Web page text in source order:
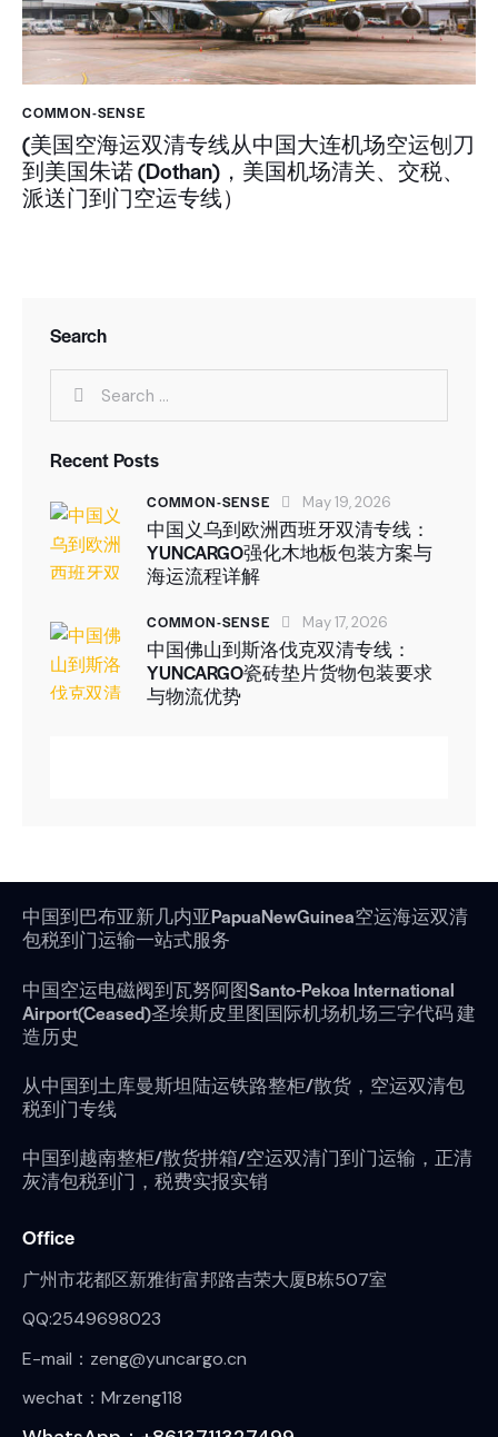
COMMON-SENSE
(美国空海运双清专线从中国大连机场空运刨刀
到美国朱诺 (Dothan)，美国机场清关、交税、
派送门到门空运专线）
Search
Recent Posts
COMMON-SENSE May 19, 2026
中国义乌到欧洲西班牙双清专线：
YUNCARGO强化木地板包装方案与
海运流程详解
COMMON-SENSE May 17, 2026
中国佛山到斯洛伐克双清专线：
YUNCARGO瓷砖垫片货物包装要求
与物流优势
中国到巴布亚新几内亚PapuaNewGuinea空运海运双清
包税到门运输一站式服务
中国空运电磁阀到瓦努阿图Santo-Pekoa International
Airport(Ceased)圣埃斯皮里图国际机场机场三字代码 建
造历史
从中国到土库曼斯坦陆运铁路整柜/散货，空运双清包
税到门专线
中国到越南整柜/散货拼箱/空运双清门到门运输，正清
灰清包税到门，税费实报实销
Office
广州市花都区新雅街富邦路吉荣大厦B栋507室
QQ:2549698023
E-mail：zeng@yuncargo.cn
wechat：Mrzeng118